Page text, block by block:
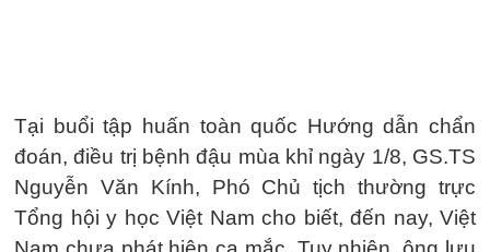
Tại buổi tập huấn toàn quốc Hướng dẫn chẩn
đoán, điều trị bệnh đậu mùa khỉ ngày 1/8, GS.TS
Nguyễn Văn Kính, Phó Chủ tịch thường trực
Tổng hội y học Việt Nam cho biết, đến nay, Việt